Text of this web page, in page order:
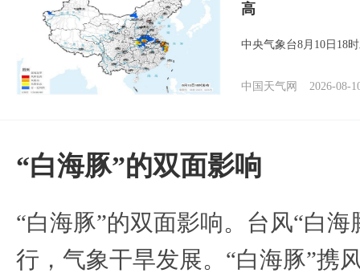
高
中央气象台8月10日18
中国天气网 2026-08-
​“白海豚”的双面影响
​“白海豚”的双面影响。台风“白
行，气象干旱发展。“白海豚”携